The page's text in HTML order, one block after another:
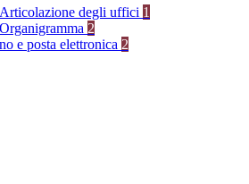
Articolazione degli uffici 1
Organigramma 2
e posta elettronica 2